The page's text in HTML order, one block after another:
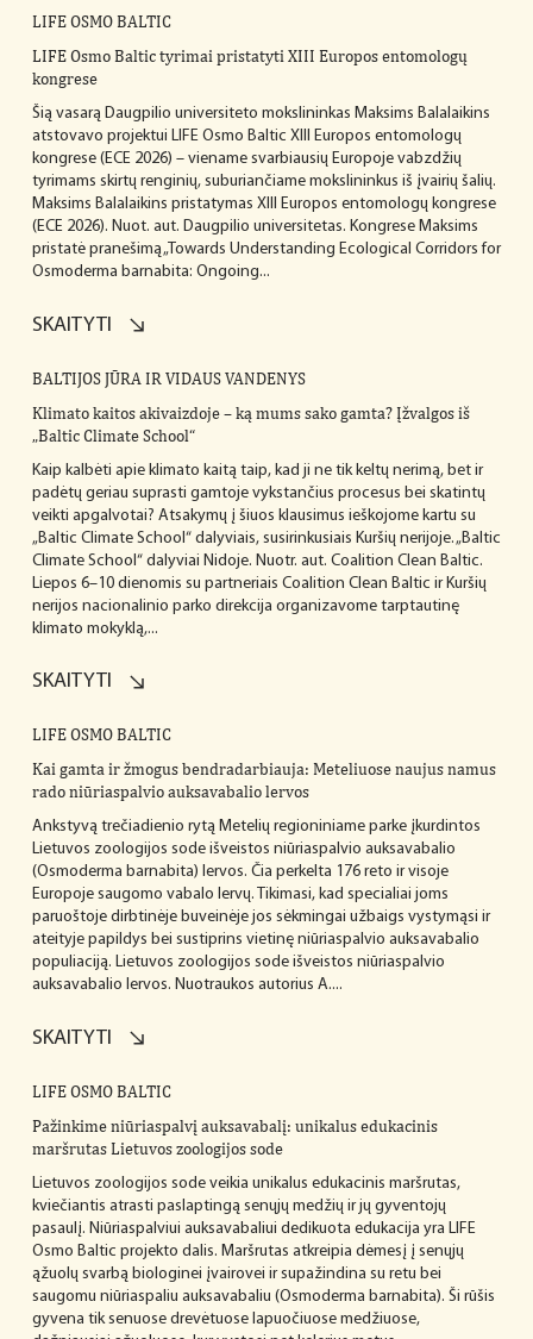
LIFE OSMO BALTIC
LIFE Osmo Baltic tyrimai pristatyti XIII Europos entomologų
kongrese
Šią vasarą Daugpilio universiteto mokslininkas Maksims Balalaikins
atstovavo projektui LIFE Osmo Baltic XIII Europos entomologų
kongrese (ECE 2026) – viename svarbiausių Europoje vabzdžių
tyrimams skirtų renginių, suburiančiame mokslininkus iš įvairių šalių.
Maksims Balalaikins pristatymas XIII Europos entomologų kongrese
(ECE 2026). Nuot. aut. Daugpilio universitetas. Kongrese Maksims
pristatė pranešimą „Towards Understanding Ecological Corridors for
Osmoderma barnabita: Ongoing...
SKAITYTI
BALTIJOS JŪRA IR VIDAUS VANDENYS
Klimato kaitos akivaizdoje – ką mums sako gamta? Įžvalgos iš
„Baltic Climate School“
Kaip kalbėti apie klimato kaitą taip, kad ji ne tik keltų nerimą, bet ir
padėtų geriau suprasti gamtoje vykstančius procesus bei skatintų
veikti apgalvotai? Atsakymų į šiuos klausimus ieškojome kartu su
„Baltic Climate School“ dalyviais, susirinkusiais Kuršių nerijoje. „Baltic
Climate School“ dalyviai Nidoje. Nuotr. aut. Coalition Clean Baltic.
Liepos 6–10 dienomis su partneriais Coalition Clean Baltic ir Kuršių
nerijos nacionalinio parko direkcija organizavome tarptautinę
klimato mokyklą,...
SKAITYTI
LIFE OSMO BALTIC
Kai gamta ir žmogus bendradarbiauja: Meteliuose naujus namus
rado niūriaspalvio auksavabalio lervos
Ankstyvą trečiadienio rytą Metelių regioniniame parke įkurdintos
Lietuvos zoologijos sode išveistos niūriaspalvio auksavabalio
(Osmoderma barnabita) lervos. Čia perkelta 176 reto ir visoje
Europoje saugomo vabalo lervų. Tikimasi, kad specialiai joms
paruoštoje dirbtinėje buveinėje jos sėkmingai užbaigs vystymąsi ir
ateityje papildys bei sustiprins vietinę niūriaspalvio auksavabalio
populiaciją. Lietuvos zoologijos sode išveistos niūriaspalvio
auksavabalio lervos. Nuotraukos autorius A....
SKAITYTI
LIFE OSMO BALTIC
Pažinkime niūriaspalvį auksavabalį: unikalus edukacinis
maršrutas Lietuvos zoologijos sode
Lietuvos zoologijos sode veikia unikalus edukacinis maršrutas,
kviečiantis atrasti paslaptingą senųjų medžių ir jų gyventojų
pasaulį. Niūriaspalviui auksavabaliui dedikuota edukacija yra LIFE
Osmo Baltic projekto dalis. Maršrutas atkreipia dėmesį į senųjų
ąžuolų svarbą biologinei įvairovei ir supažindina su retu bei
saugomu niūriaspaliu auksavabaliu (Osmoderma barnabita). Ši rūšis
gyvena tik senuose drevėtuose lapuočiuose medžiuose,